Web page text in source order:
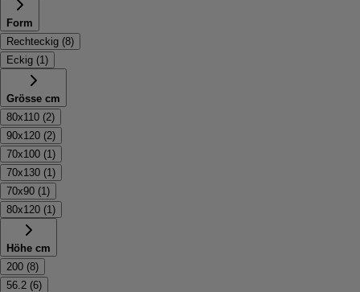
Form
Rechteckig (8)
Eckig (1)
Grösse cm
80x110 (2)
90x120 (2)
70x100 (1)
70x130 (1)
70x90 (1)
80x120 (1)
Höhe cm
200 (8)
56.2 (6)